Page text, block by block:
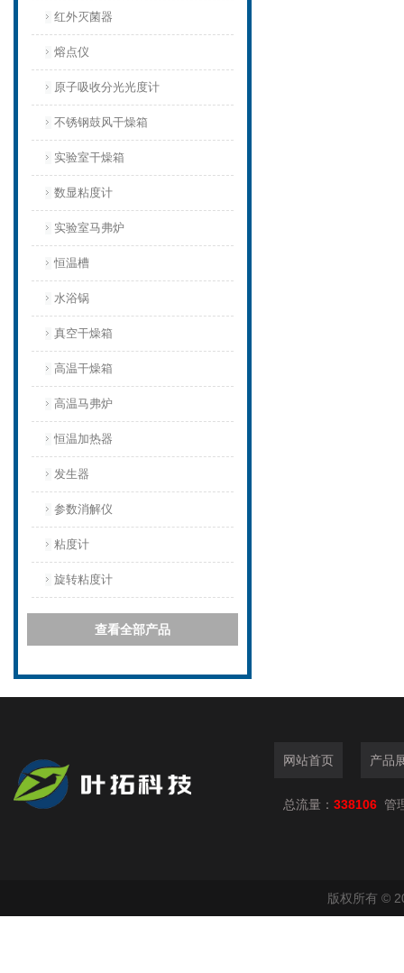
红外灭菌器
熔点仪
原子吸收分光光度计
不锈钢鼓风干燥箱
实验室干燥箱
数显粘度计
实验室马弗炉
恒温槽
水浴锅
真空干燥箱
高温干燥箱
高温马弗炉
恒温加热器
发生器
参数消解仪
粘度计
旋转粘度计
查看全部产品
网站首页 产品
总流量： 338106 管
版权所有 ©